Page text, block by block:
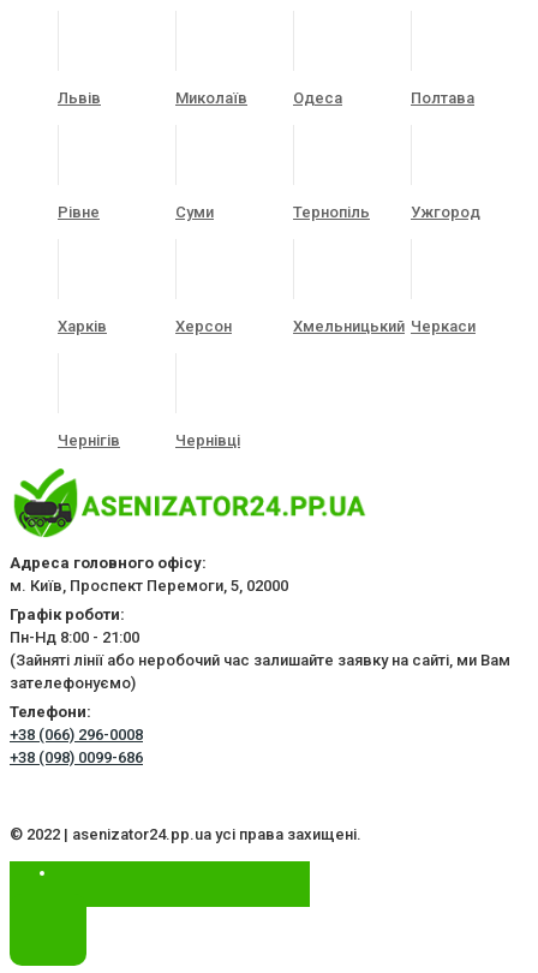
Львів Миколаїв Одеса Полтава
Рівне Суми Тернопіль Ужгород
Харків Херсон Хмельницький Черкаси
Чернігів Чернівці
Адреса головного офісу:
м. Київ, Проспект Перемоги, 5, 02000
Графік роботи:
Пн-Нд 8:00 - 21:00
(Зайняті лінії або неробочий час залишайте заявку на сайті, ми Вам
зателефонуємо)
Телефони:
+38 (066) 296-0008
+38 (098) 0099-686
© 2022 | asenizator24.pp.ua усі права захищені.